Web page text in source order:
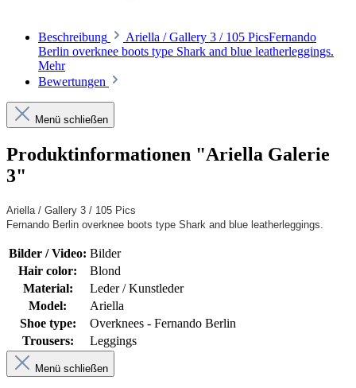
Beschreibung
Ariella / Gallery 3 / 105 PicsFernando
Berlin overknee boots type Shark and blue leatherleggings.
Mehr
Bewertungen
Menü schließen
Produktinformationen "Ariella Galerie
3"
Ariella / Gallery 3 / 105 Pics
Fernando Berlin overknee boots type Shark and blue leatherleggings.
Bilder / Video: Bilder
Hair color:
Blond
Material:
Leder / Kunstleder
Model:
Ariella
Shoe type:
Overknees - Fernando Berlin
Trousers:
Leggings
Menü schließen